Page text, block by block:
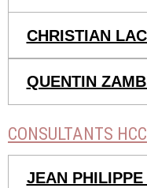
CHRISTIAN
QUENTIN
CONSULTANTS HCC
JEAN